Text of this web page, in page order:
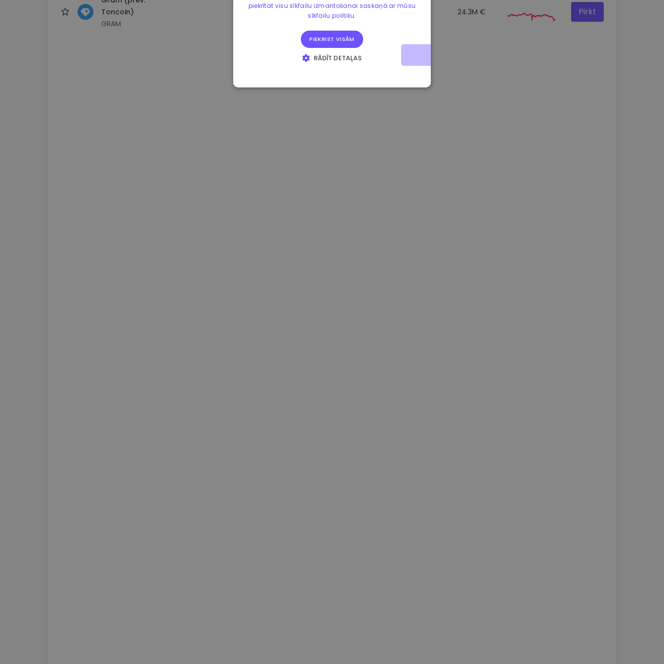
Toncoin)
GRAM
-3.00% 24.3M € Pirkt
piekrītat visu sīkfailu izmantošanai saskaņā ar mūsu
sīkfailu politiku.
PIEKRIST VISĀM
RĀDĪT DETAĻAS